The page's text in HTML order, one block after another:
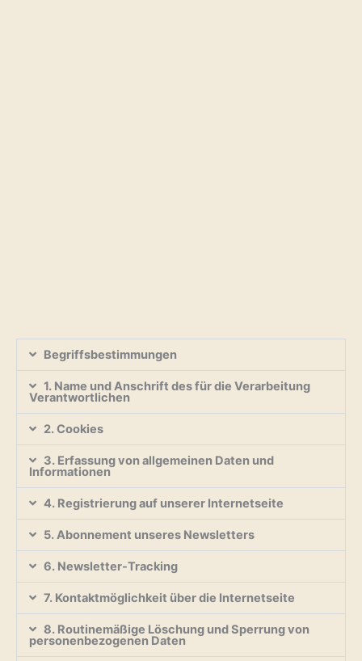
Begriffsbestimmungen
1. Name und Anschrift des für die Verarbeitung
Verantwortlichen
2. Cookies
3. Erfassung von allgemeinen Daten und
Informationen
4. Registrierung auf unserer Internetseite
5. Abonnement unseres Newsletters
6. Newsletter-Tracking
7. Kontaktmöglichkeit über die Internetseite
8. Routinemäßige Löschung und Sperrung von
personenbezogenen Daten